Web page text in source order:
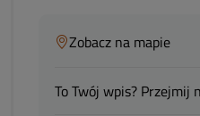
Zobacz na mapie
To Twój wpis? Przejmij